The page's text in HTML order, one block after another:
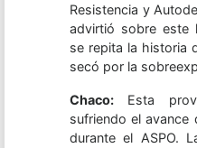
Resistencia y
advirtió sobre este
se repita la historia
secó por la
Chaco: Esta
sufriendo el avance
durante el ASPO.